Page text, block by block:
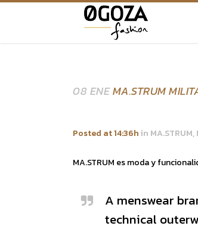
08 ENEMA.STRUM
Posted at 14:36hin MA.STRUM,
MA.STRUM es moda y
A menswear
technical